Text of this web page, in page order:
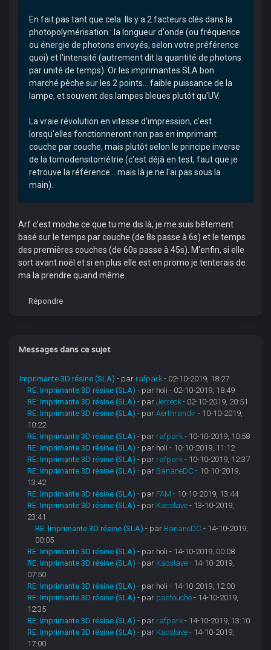
En fait pas tant que cela. Ils y a 2 facteurs clés dans la
photopolymérisation : la longueur d'onde (ou fréquence
ou énergie de photons envoyés, selon votre préférence
quoi) et l'intensité (autrement dit la quantité de photons
par unité de temps). Or les imprimantes SLA bon
marché pèche sur les 2 points... faible puissance de la
lampe, et souvent des lampes bleues plutôt qu'UV.
La vraie révolution en vitesse d'impression, c'est
lorsqu'elles fonctionneront non pas en imprimant
couche par couche, mais plutôt selon le principe inverse
de la tomodensitométrie (c'est déjà en test, faut que je
retrouve la référence... mais là je ne l'ai pas sous la
main).
Arf c'est moche ce que tu me dis là, je me suis bêtement
basé sur le temps par couche (de 8s passe à 6s) et le temps
des premières couches (de 60s passe à 45s). M'enfin, si elle
sort avant noël et si en plus elle est en promo je tenterais de
ma la prendre quand même.
Répondre
Messages dans ce sujet
Imprimante 3D résine (SLA) - par rafpark - 02-10-2019, 18:27
RE: Imprimante 3D résine (SLA) - par holi - 02-10-2019, 18:49
RE: Imprimante 3D résine (SLA) - parJerreck - 02-10-2019, 20:51
RE: Imprimante 3D résine (SLA) - parAerthrandir - 10-10-2019,
10:22
RE: Imprimante 3D résine (SLA) - par rafpark - 10-10-2019, 10:58
RE: Imprimante 3D résine (SLA) - par holi - 10-10-2019, 11:12
RE: Imprimante 3D résine (SLA) - par rafpark - 10-10-2019, 12:37
RE: Imprimante 3D résine (SLA) - par BananeDC - 10-10-2019,
13:42
RE: Imprimante 3D résine (SLA) - par FAM - 10-10-2019, 13:44
RE: Imprimante 3D résine (SLA) - par Kaoslave - 13-10-2019,
23:41
RE: Imprimante 3D résine (SLA) - par BananeDC - 14-10-2019,
00:05
RE: Imprimante 3D résine (SLA) - par holi - 14-10-2019, 00:08
RE: Imprimante 3D résine (SLA) - par Kaoslave - 14-10-2019,
07:50
RE: Imprimante 3D résine (SLA) - par holi - 14-10-2019, 12:00
RE: Imprimante 3D résine (SLA) - par pastouche - 14-10-2019,
12:35
RE: Imprimante 3D résine (SLA) - par rafpark - 14-10-2019, 13:10
RE: Imprimante 3D résine (SLA) - par Kaoslave - 14-10-2019,
17:00